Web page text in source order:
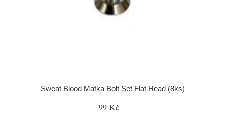
Sweat Blood Matka Bolt Set Flat Head (8ks)
99 Kč